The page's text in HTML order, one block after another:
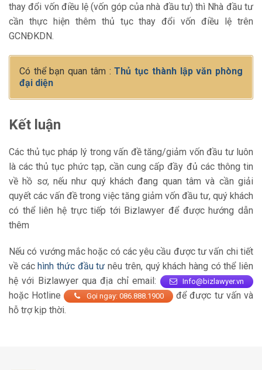
thay đổi vốn điều lệ (vốn góp của nhà đầu tư) thì Nhà đầu tư
cần thực hiện thêm thủ tục thay đổi vốn điều lệ trên
GCNĐKDN.
Có thể bạn quan tâm :Thủ tục thành lập văn phòng
đại diện
Kết luận
Các thủ tục pháp lý trong vấn đề tăng/giảm vốn đầu tư luôn
là các thủ tục phức tạp, cần cung cấp đầy đủ các thông tin
về hồ sơ, nếu như quý khách đang quan tâm và cần giải
quyết các vấn đề trong việc tăng giảm vốn đầu tư, quý khách
có thể liên hệ trực tiếp tới Bizlawyer để được hướng dẫn
thêm
Nếu có vướng mắc hoặc có các yêu cầu được tư vấn chi tiết
về các hình thức đầu tư nêu trên, quý khách hàng có thể liên
hệ với Bizlawyer qua địa chỉ email:
Info@bizlawyer.vn
hoặc Hotline Gọi ngay: 086.888.1900
để được tư vấn và
hỗ trợ kịp thời.